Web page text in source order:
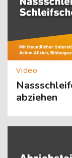
abziehen
[Cocoon] About